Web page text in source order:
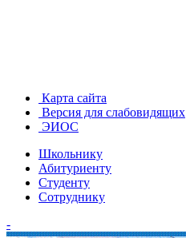
Карта сайта
Версия для слабовидящих
ЭИОС
Школьнику
Абитуриенту
Студенту
Сотруднику
-